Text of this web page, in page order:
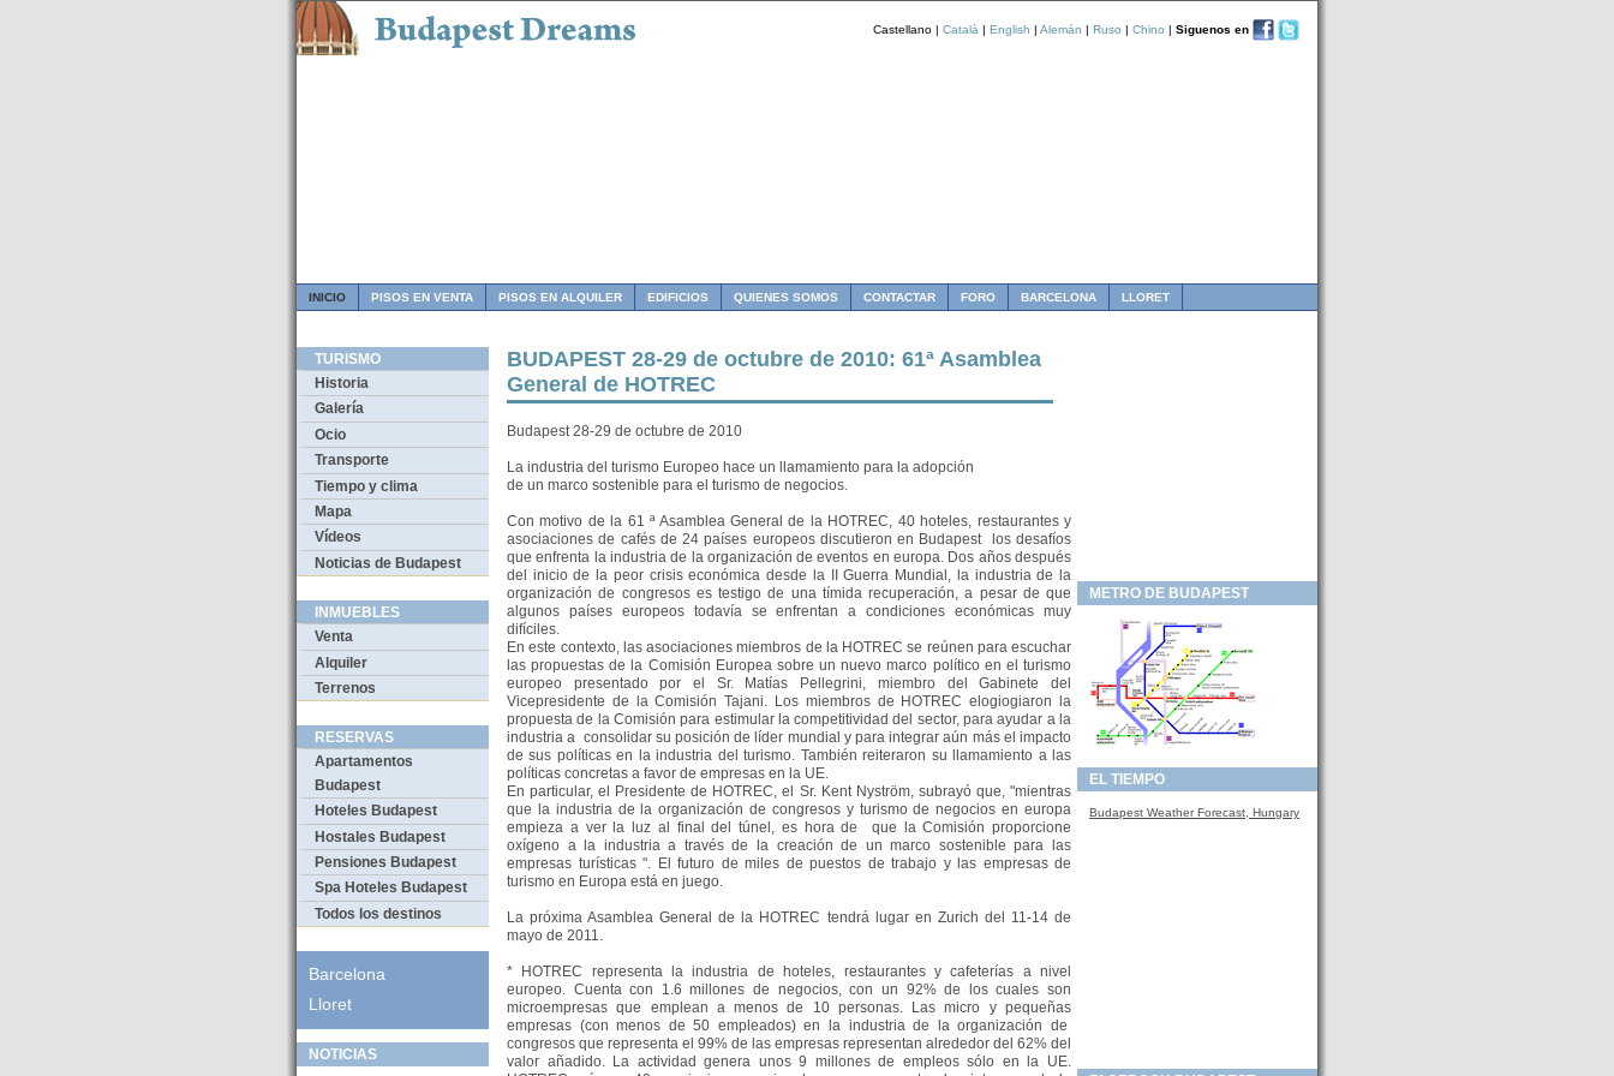
Castellano | Català | English | Alemán | Ruso | Chino | Siguenos en
INICIO PISOS EN VENTA PISOS EN ALQUILER EDIFICIOS QUIENES SOMOS CONTACTAR FORO BARCELONA LLORET
TURISMO
Historia
Galería
Ocio
Transporte
Tiempo y clima
Mapa
Vídeos
Noticias de Budapest
INMUEBLES
Venta
Alquiler
Terrenos
RESERVAS
Apartamentos
Budapest
Hoteles Budapest
Hostales Budapest
Pensiones Budapest
Spa Hoteles Budapest
Todos los destinos
Barcelona
Lloret
NOTICIAS
BUDAPEST 28-29 de octubre de 2010: 61ª Asamblea
General de HOTREC
Budapest 28-29 de octubre de 2010
La industria del turismo Europeo hace un llamamiento para la adopción
de un marco sostenible para el turismo de negocios.
Con motivo de la 61 ª Asamblea General de la HOTREC, 40 hoteles, restaurantes y
asociaciones de cafés de 24 países europeos discutieron en Budapest los desafíos
que enfrenta la industria de la organización de eventos en europa. Dos años después
del inicio de la peor crisis económica desde la II Guerra Mundial, la industria de la
organización de congresos es testigo de una tímida recuperación, a pesar de que
algunos países europeos todavía se enfrentan a condiciones económicas muy
difíciles.
En este contexto, las asociaciones miembros de la HOTREC se reúnen para escuchar
las propuestas de la Comisión Europea sobre un nuevo marco político en el turismo
europeo presentado por el Sr. Matías Pellegrini, miembro del Gabinete del
Vicepresidente de la Comisión Tajani. Los miembros de HOTREC elogiogiaron la
propuesta de la Comisión para estimular la competitividad del sector, para ayudar a la
industria a consolidar su posición de líder mundial y para integrar aún más el impacto
de sus políticas en la industria del turismo. También reiteraron su llamamiento a las
políticas concretas a favor de empresas en la UE.
En particular, el Presidente de HOTREC, el Sr. Kent Nyström, subrayó que, "mientras
que la industria de la organización de congresos y turismo de negocios en europa
empieza a ver la luz al final del túnel, es hora de que la Comisión proporcione
oxígeno a la industria a través de la creación de un marco sostenible para las
empresas turísticas ". El futuro de miles de puestos de trabajo y las empresas de
turismo en Europa está en juego.
La próxima Asamblea General de la HOTREC tendrá lugar en Zurich del 11-14 de
mayo de 2011.
* HOTREC representa la industria de hoteles, restaurantes y cafeterías a nivel
europeo. Cuenta con 1.6 millones de negocios, con un 92% de los cuales son
microempresas que emplean a menos de 10 personas. Las micro y pequeñas
empresas (con menos de 50 empleados) en la industria de la organización de
congresos que representa el 99% de las empresas representan alrededor del 62% del
valor añadido. La actividad genera unos 9 millones de empleos sólo en la UE.
METRO DE BUDAPEST
EL TIEMPO
Budapest Weather Forecast, Hungary